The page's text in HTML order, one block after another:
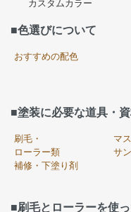
カスタムカラー
■色選びについて
おすすめの配色
■塗装に必要な道具・
刷毛・
ローラー類
マ
サ
補修・下塗り剤
■刷毛とローラーを使